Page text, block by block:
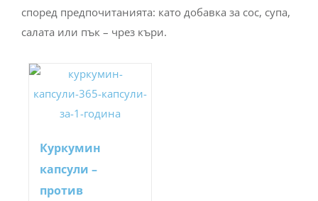
според предпочитанията: като добавка за сос, супа,
салата или пък – чрез къри.
Куркумин
капсули –
против